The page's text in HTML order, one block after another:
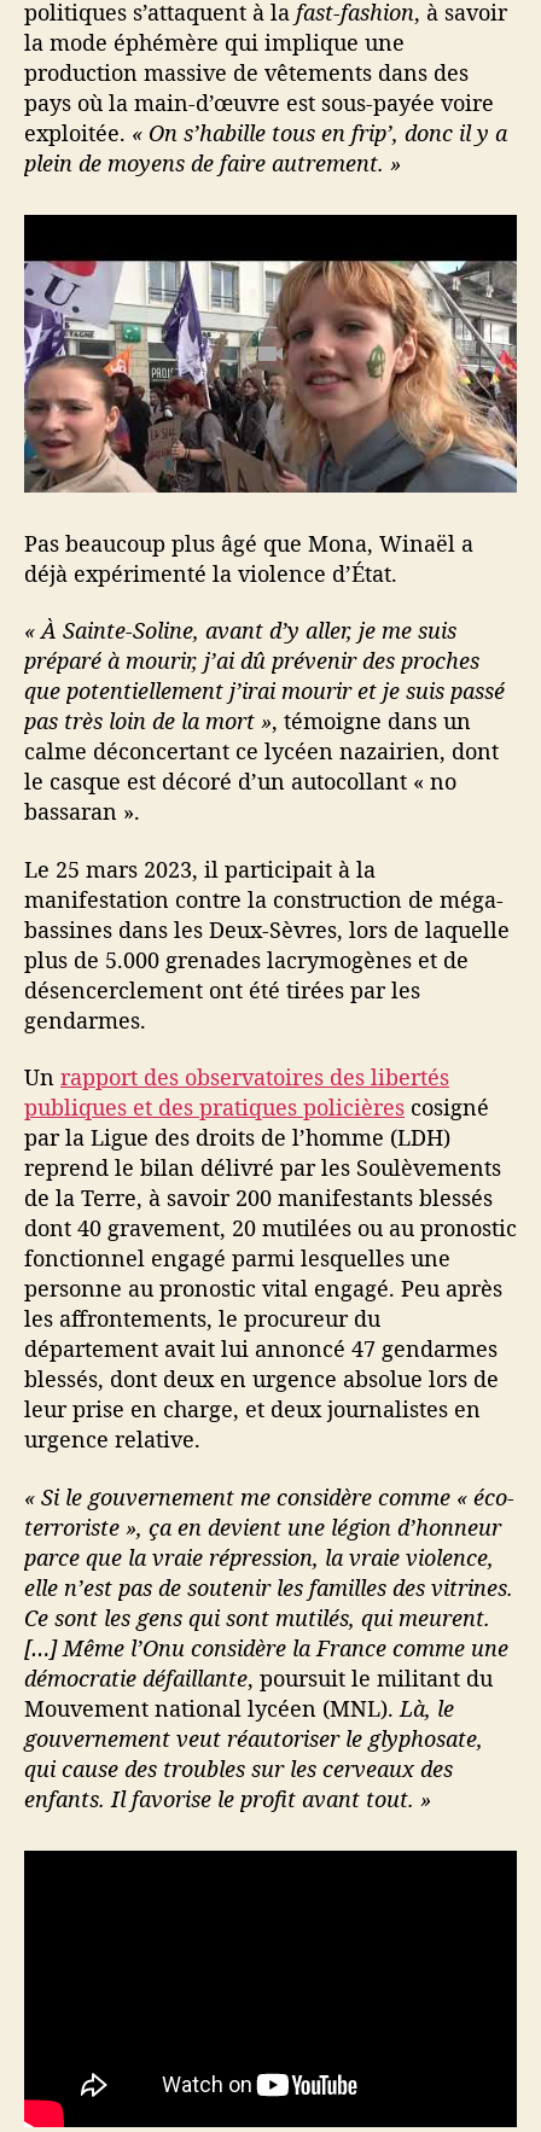
politiques s’attaquent à la fast-fashion, à savoir
la mode éphémère qui implique une
production massive de vêtements dans des
pays où la main-d’œuvre est sous-payée voire
exploitée. « On s’habille tous en frip’, donc il y a
plein de moyens de faire autrement. »
Pas beaucoup plus âgé que Mona, Winaël a
déjà expérimenté la violence d’État.
« À Sainte-Soline, avant d’y aller, je me suis
préparé à mourir, j’ai dû prévenir des proches
que potentiellement j’irai mourir et je suis passé
pas très loin de la mort », témoigne dans un
calme déconcertant ce lycéen nazairien, dont
le casque est décoré d’un autocollant « no
bassaran ».
Le 25 mars 2023, il participait à la
manifestation contre la construction de méga-
bassines dans les Deux-Sèvres, lors de laquelle
plus de 5.000 grenades lacrymogènes et de
désencerclement ont été tirées par les
gendarmes.
Un rapport des observatoires des libertés
publiques et des pratiques policières cosigné
par la Ligue des droits de l’homme (LDH)
reprend le bilan délivré par les Soulèvements
de la Terre, à savoir 200 manifestants blessés
dont 40 gravement, 20 mutilées ou au pronostic
fonctionnel engagé parmi lesquelles une
personne au pronostic vital engagé. Peu après
les affrontements, le procureur du
département avait lui annoncé 47 gendarmes
blessés, dont deux en urgence absolue lors de
leur prise en charge, et deux journalistes en
urgence relative.
« Si le gouvernement me considère comme « éco-
terroriste », ça en devient une légion d’honneur
parce que la vraie répression, la vraie violence,
elle n’est pas de soutenir les familles des vitrines.
Ce sont les gens qui sont mutilés, qui meurent.
[…] Même l’Onu considère la France comme une
démocratie défaillante, poursuit le militant du
Mouvement national lycéen (MNL). Là, le
gouvernement veut réautoriser le glyphosate,
qui cause des troubles sur les cerveaux des
enfants. Il favorise le profit avant tout. »